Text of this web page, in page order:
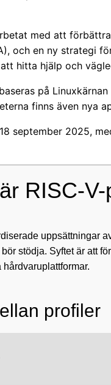
med att
och en ny strategi
hitta hjälp och
på
finns även nya
september 2025,
RISC-
uppsättningar
stödja. Syftet är att
profiler